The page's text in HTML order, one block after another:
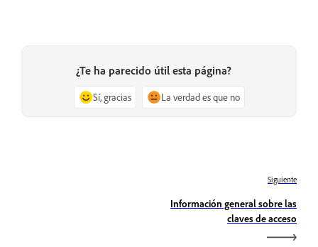
¿Te ha parecido útil esta página?
Sí, gracias La verdad es que no
Siguiente
Información general sobre las
claves de acceso